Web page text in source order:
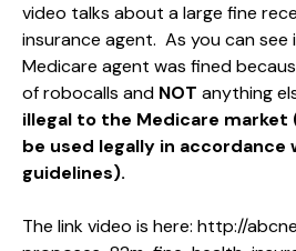
video talks about a large fine
insurance agent. As you can
Medicare agent was fined
of robocalls and NOT anything
illegal to the Medicare market
be used legally in accordance
guidelines).
The link video is here: http://